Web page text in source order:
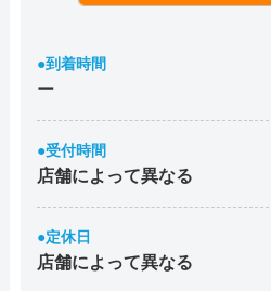
●到着時間
ー
●受付時間
店舗によって異なる
●定休日
店舗によって異なる